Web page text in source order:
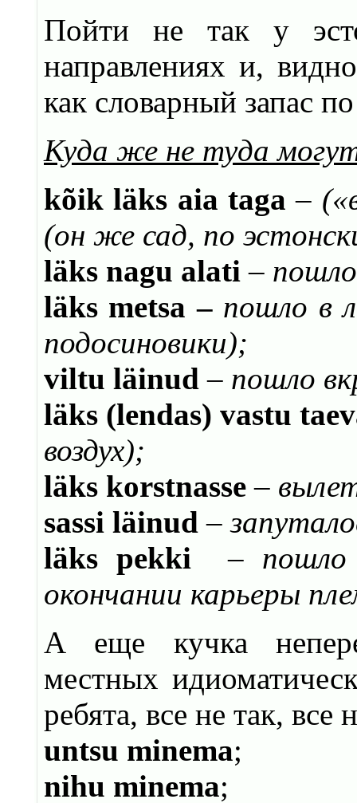
Пойти не так у
направлениях и,
как словарный запас
Куда же не туда
kõik läks aia taga –
(он же сад, по
läks nagu alati –
läks metsa – пошло в
подосиновики);
viltu läinud – пошло
läks (lendas) vastu
воздух);
läks korstnasse –
sassi läinud –
läks pekki –
окончании карьеры
А еще кучка
местных
ребята, все не так, все
untsu minema;
nihu minema;